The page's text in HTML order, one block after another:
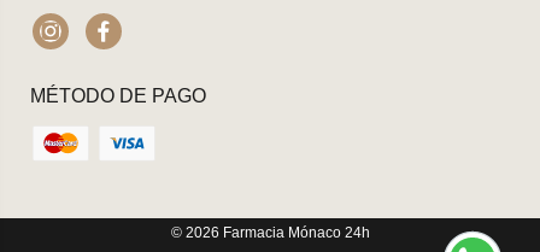
InstagramFacebook
MÉTODO DE PAGO
© 2026 Farmacia Mónaco 24h